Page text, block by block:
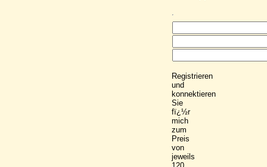
Registrieren
und
konnektieren
Sie
fï¿½r
mich
zum
Preis
von
jeweils